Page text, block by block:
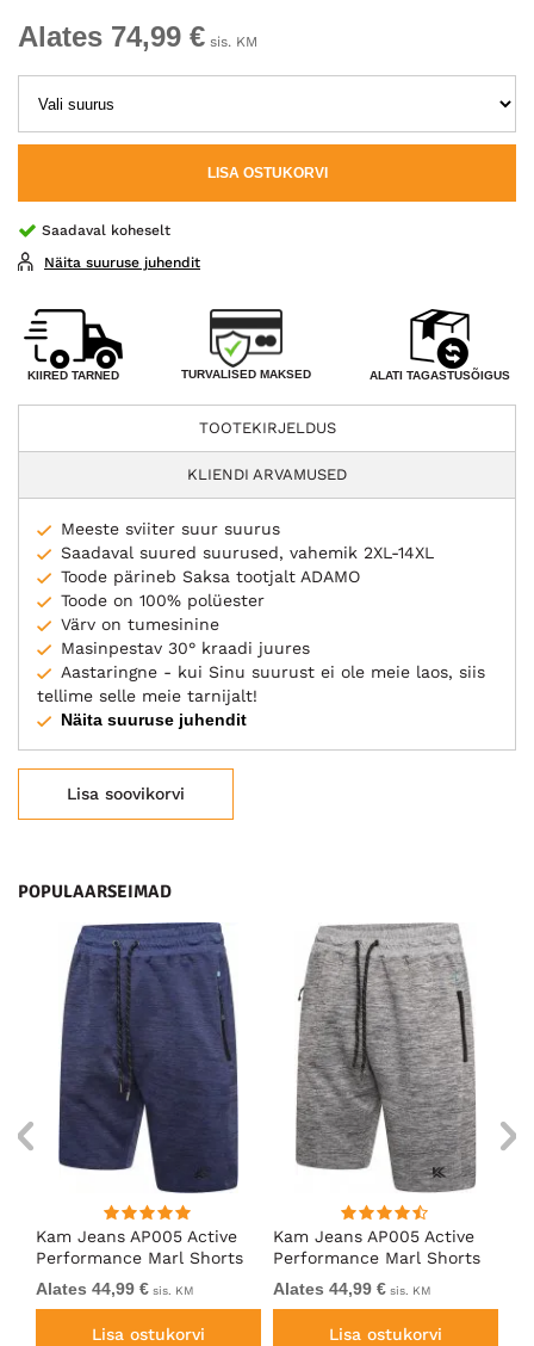
Alates 74,99 € sis. KM
LISA OSTUKORVI
Saadaval koheselt
Näita suuruse juhendit
KIIRED TARNED TURVALISED MAKSED ALATI TAGASTUSÕIGUS
TOOTEKIRJELDUS
KLIENDI ARVAMUSED
Meeste sviiter suur suurus
Saadaval suured suurused, vahemik 2XL-14XL
Toode pärineb Saksa tootjalt ADAMO
Toode on 100% polüester
Värv on tumesinine
Masinpestav 30° kraadi juures
Aastaringne - kui Sinu suurust ei ole meie laos, siis
tellime selle meie tarnijalt!
Näita suuruse juhendit
Lisa soovikorvi
POPULAARSEIMAD
Kam Jeans AP005 Active
Performance Marl Shorts
Indigo
Alates 44,99 € sis. KM
Lisa ostukorvi
Kam Jeans AP005 Active
Performance Marl Shorts
Grey
Alates 44,99 € sis. KM
Lisa ostukorvi